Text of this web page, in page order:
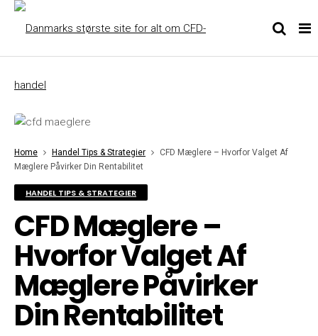
Home Handel Tips & Strategier
CFD Mæglere – Hvorfor Valget Af
Mæglere Påvirker Din Rentabilitet
HANDEL TIPS & STRATEGIER
CFD Mæglere –
Hvorfor Valget Af
Mæglere Påvirker
Din Rentabilitet